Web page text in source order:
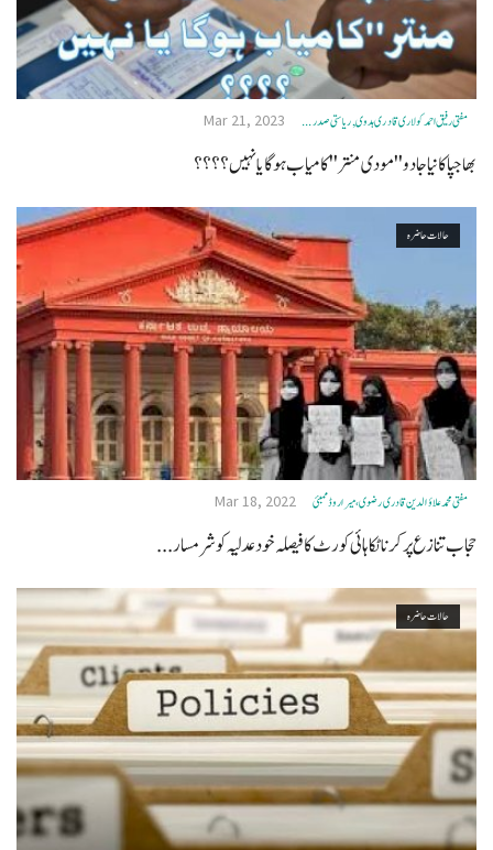
مفتی رفیق احمد کولاری قادری ہدوی, ریاستی صدر ... Mar 21, 2023
بهاجپا کا نیا جادو ''مودی منتر''کامیاب ہوگا یا نہیں ؟؟؟؟
حالات حاضرہ
مفتی محمد علاؤ الدین قادری رضوی ، میرا روڈ ممبئی Mar 18, 2022
حجاب تنازع پر کرناٹکا ہائی کورٹ کا فیصلہ خود عدلیہ کو شرمسار...
حالات حاضرہ